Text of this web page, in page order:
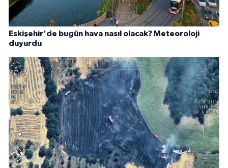
Eskişehir'de bugün hava nasıl olacak? Meteoroloji
duyurdu